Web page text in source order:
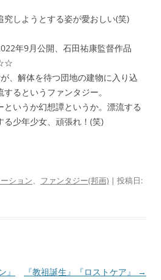
しようとする姿が愛おしい(笑)
年9月公開、石田祐康監督作品
、解体を待つ団地の建物に入り込
るというファンタジー。
いうか幻想譚というか。漂流する
少年少女、頑張れ！(笑)
ション、 ファンタジー(邦画) | 投稿日:
』
『教祖誕生』『ロストケア』 →